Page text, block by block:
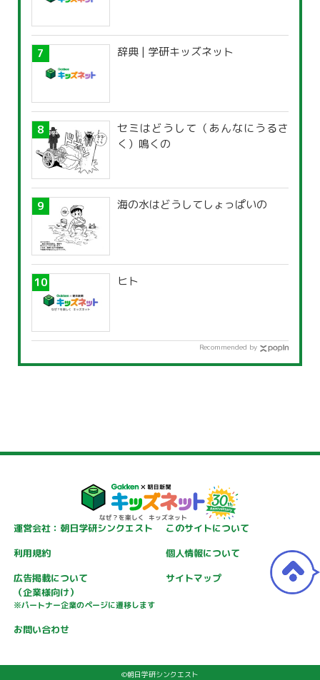
辞典 | 学研キッズネット
セミはどうして（あんなにうるさ
く）鳴くの
海の水はどうしてしょっぱいの
ヒト
Recommended by
運営会社：朝日学研シンクエスト
このサイトについて
利用規約
個人情報について
広告掲載について
（企業様向け）
※パートナー企業のページに遷移します
サイトマップ
お問い合わせ
©朝日学研シンクエスト